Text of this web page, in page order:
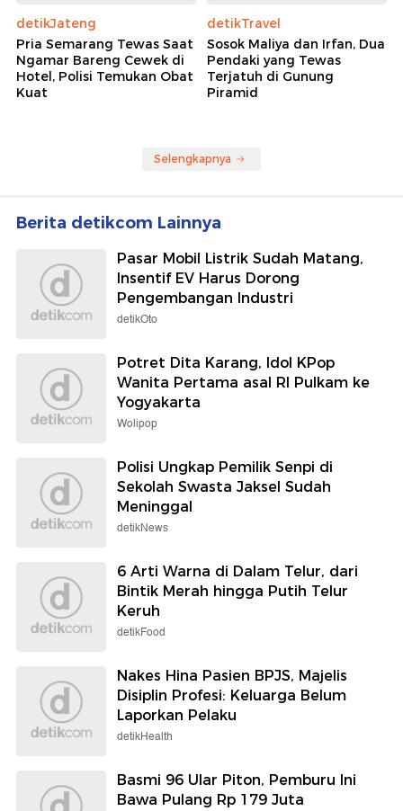
detikJateng
Pria Semarang Tewas Saat
Ngamar Bareng Cewek di
Hotel, Polisi Temukan Obat
Kuat
detikTravel
Sosok Maliya dan Irfan, Dua
Pendaki yang Tewas
Terjatuh di Gunung
Piramid
Selengkapnya
Berita detikcom Lainnya
Pasar Mobil Listrik Sudah Matang,
Insentif EV Harus Dorong
Pengembangan Industri
detikOto
Potret Dita Karang, Idol KPop
Wanita Pertama asal RI Pulkam ke
Yogyakarta
Wolipop
Polisi Ungkap Pemilik Senpi di
Sekolah Swasta Jaksel Sudah
Meninggal
detikNews
6 Arti Warna di Dalam Telur, dari
Bintik Merah hingga Putih Telur
Keruh
detikFood
Nakes Hina Pasien BPJS, Majelis
Disiplin Profesi: Keluarga Belum
Laporkan Pelaku
detikHealth
Basmi 96 Ular Piton, Pemburu Ini
Bawa Pulang Rp 179 Juta